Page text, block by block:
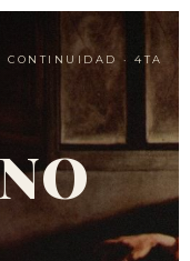
CONTINUIDAD · 4TA